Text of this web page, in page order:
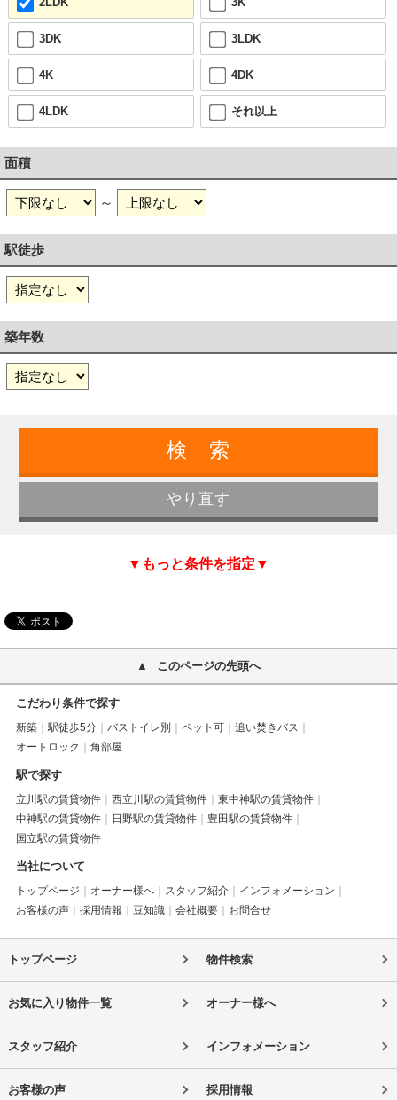
3DK 3LDK
4K 4DK
4LDK それ以上
面積
～
駅徒歩
築年数
▼もっと条件を指定▼
このページの先頭へ
こだわり条件で探す
新築 駅徒歩5分 バストイレ別 ペット可
追い焚きバス
オートロック
角部屋
駅で探す
立川駅の賃貸物件 西立川駅の賃貸物件
東中神駅の賃貸物件
中神駅の賃貸物件
日野駅の賃貸物件
豊田駅の賃貸物件
国立駅の賃貸物件
当社について
トップページ オーナー様へ スタッフ紹介
インフォメーション
お客様の声
採用情報 豆知識 会社概要 お問合せ
トップページ 物件検索
お気に入り物件一覧 オーナー様へ
スタッフ紹介 インフォメーション
お客様の声 採用情報